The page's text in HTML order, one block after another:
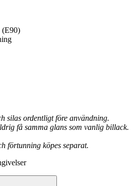
(E90)
silas ordentligt före användning.
få samma glans som vanlig billack.
förtunning köpes separat.